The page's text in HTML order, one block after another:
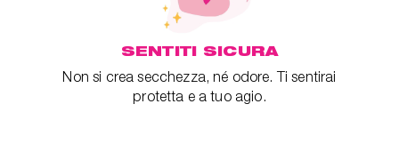
SENTITI SICURA
Non si crea secchezza, né odore. Ti sentirai
protetta e a tuo agio.